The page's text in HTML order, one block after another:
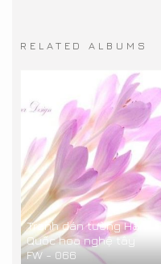
RELATED ALBUMS
Tranh dán tường Hàn
Quốc hoa nghệ tây
FW - 066